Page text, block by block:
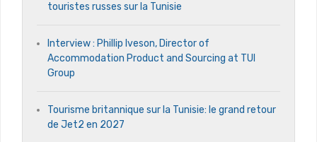
touristes russes sur la Tunisie
Interview : Phillip Iveson, Director of
Accommodation Product and Sourcing at TUI
Group
Tourisme britannique sur la Tunisie: le grand retour
de Jet2 en 2027